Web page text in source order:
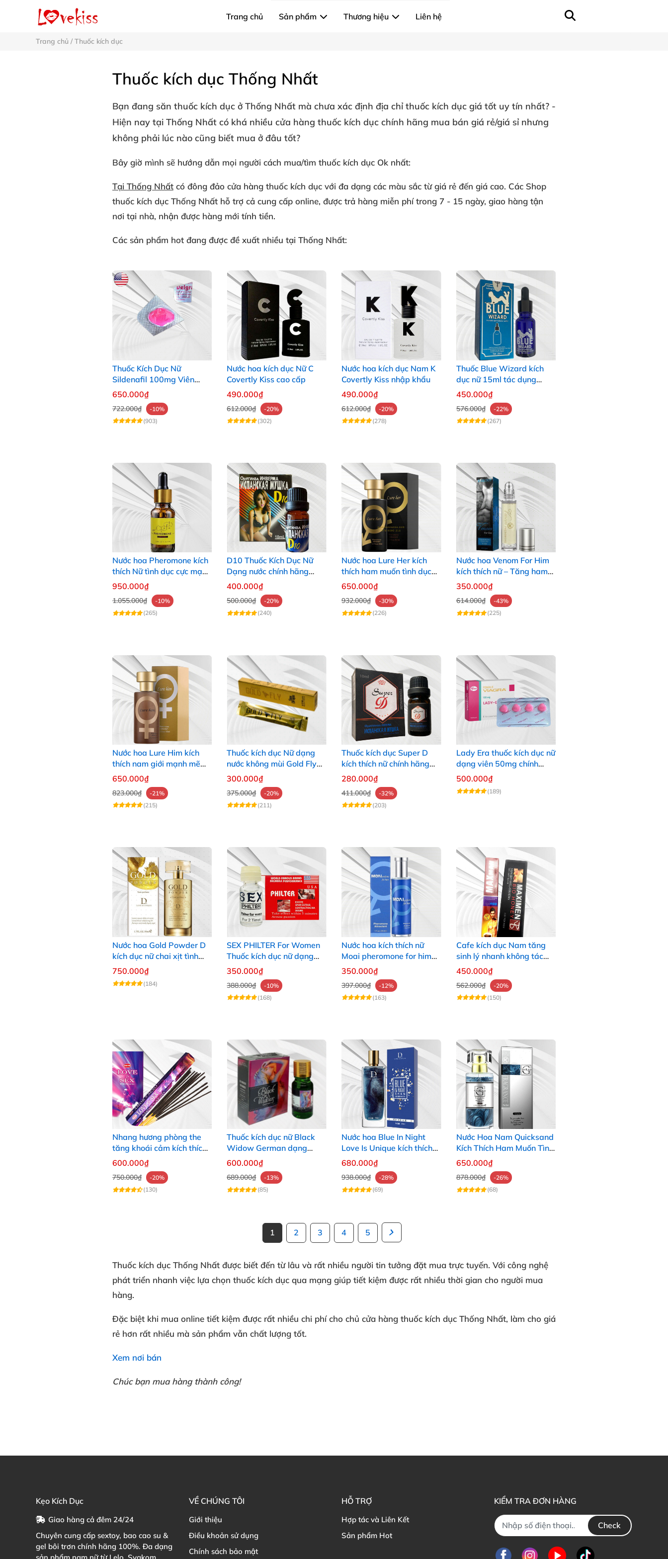
Trang chủ Sản phẩm Thương hiệu Liên hệ
Trang chủ / Thuốc kích dục
Thuốc kích dục Thống Nhất
Bạn đang săn thuốc kích dục ở Thống Nhấtmà chưa xác định địa chỉ thuốc kích dục giá tốt uy tín nhất? -
Hiện nay tại Thống Nhấtcó khá nhiều cửa hàng thuốc kích dục chính hãng mua bán giá rẻ/giá sỉ nhưng
không phải lúc nào cũng biết mua ở đâu tốt?
Bây giờ mình sẽ hướng dẫn mọi người cách mua/tìm thuốc kích dụcOk nhất:
Tại Thống Nhấtcó đông đảo cửa hàng thuốc kích dụcvới đa dạng các màu sắc từ giá rẻ đến giá cao. Các Shop
thuốc kích dục Thống Nhấthỗ trợ cả cung cấp online, được trả hàng miễn phí trong 7 - 15 ngày, giao hàng tận
nơi tại nhà, nhận được hàng mới tính tiền.
Các sản phẩm hotđang được đề xuất nhiều tại Thống Nhất:
Thuốc Kích Dục Nữ
Sildenafil 100mg Viên
Hồng Chính Hãng Mỹ Xách
Tay
650.000₫
722.000₫
-10%
(903)
Nước hoa kích dục Nữ C
Covertly Kiss cao cấp
490.000₫
612.000₫
-20%
(302)
Nước hoa kích dục Nam K
Covertly Kiss nhập khẩu
490.000₫
612.000₫
-20%
(278)
Thuốc Blue Wizard kích
dục nữ 15ml tác dụng
mạnh chính hãng
450.000₫
576.000₫
-22%
(267)
Nước hoa Pheromone kích
thích Nữ tình dục cực mạnh
10ml
950.000₫
1.055.000₫
-10%
(265)
D10 Thuốc Kích Dục Nữ
Dạng nước chính hãng
Nga
400.000₫
500.000₫
-20%
(240)
Nước hoa Lure Her kích
thích ham muốn tình dục
nữ giới cực mạnh không
650.000₫
932.000₫
-30%
(226)
Nước hoa Venom For Him
kích thích nữ – Tăng ham
muốn, kích dục hiệu quả
350.000₫
614.000₫
-43%
(225)
Nước hoa Lure Him kích
thích nam giới mạnh mẽ
tăng ham muốn tình dục
cực chuẩn
650.000₫
823.000₫
-21%
(215)
Thuốc kích dục Nữ dạng
nước không mùi Gold Fly
ruồi vàng Tây Ban Nha
300.000₫
375.000₫
-20%
(211)
Thuốc kích dục Super D
kích thích nữ chính hãng
Nga tác dụng mạnh
280.000₫
411.000₫
-32%
(203)
Lady Era thuốc kích dục nữ
dạng viên 50mg chính
hãng pfizer Mỹ tăng hưng
phấn nữ
500.000₫
(189)
Nước hoa Gold Powder D
kích dục nữ chai xịt tình
yêu cao cấp chính hãng
750.000₫
(184)
SEX PHILTER For Women
Thuốc kích dục nữ dạng
nước chính hãng Mỹ tốt
nhất
350.000₫
388.000₫
-10%
(168)
Nước hoa kích thích nữ
Moai pheromone for him
tăng ham muốn nhanh an
toàn
350.000₫
397.000₫
-12%
(163)
Cafe kích dục Nam tăng
sinh lý nhanh không tác
dụng phụ hiệu quả
450.000₫
562.000₫
-20%
(150)
Nhang hương phòng the
tăng khoái cảm kích thích
ham muốn nhẹ nhàng tự
600.000₫
750.000₫
-20%
(130)
Thuốc kích dục nữ Black
Widow German dạng
nước không mùi cực mạnh
600.000₫
689.000₫
-13%
(85)
Nước hoa Blue In Night
Love Is Unique kích thích
nữ giới không mùi cực
680.000₫
938.000₫
-28%
(69)
Nước Hoa Nam Quicksand
Kích Thích Ham Muốn Tình
Dục Nữ
650.000₫
878.000₫
-26%
(68)
1 2 3 4 5
Thuốc kích dục Thống Nhấtđược biết đến từ lâu và rất nhiều người tin tưởng đặt mua trực tuyến. Với công nghệ
phát triển nhanh việc lựa chọn thuốc kích dụcqua mạng giúp tiết kiệm được rất nhiều thời gian cho người mua
hàng.
Đặc biệt khi mua online tiết kiệm được rất nhiều chi phí cho chủ cửa hàng thuốc kích dục Thống Nhất, làm cho giá
rẻ hơn rất nhiều mà sản phẩm vẫn chất lượng tốt.
Xem nơi bán
Chúc bạn mua hàng thành công!
Kẹo Kích Dục
Giao hàng cả đêm 24/24
Chuyên cung cấp sextoy, bao cao su &
gel bôi trơn chính hãng 100%. Đa dạng
sản phẩm nam nữ từ Lelo, Svakom,
VỀ CHÚNG TÔI
Giới thiệu
Điều khoản sử dụng
Chính sách bảo mật
HỖ TRỢ
Hợp tác và Liên Kết
Sản phẩm Hot
KIỂM TRA ĐƠN HÀNG
Check